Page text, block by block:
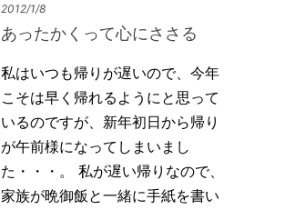
2012/1/8
あったかくって心にささる
私はいつも帰りが遅いので、今年
こそは早く帰れるようにと思って
いるのですが、新年初日から帰り
が午前様になってしまいまし
た・・・。 私が遅い帰りなので、
家族が晩御飯と一緒に手紙を書い